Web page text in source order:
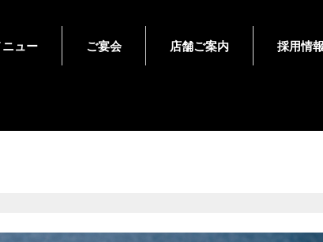
ュー ご宴会 店舗ご案内 採用情報